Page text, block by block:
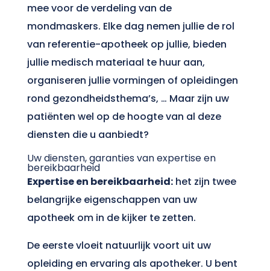
mee voor de verdeling van de
mondmaskers. Elke dag nemen jullie de rol
van referentie-apotheek op jullie, bieden
jullie medisch materiaal te huur aan,
organiseren jullie vormingen of opleidingen
rond gezondheidsthema’s, … Maar zijn uw
patiënten wel op de hoogte van al deze
diensten die u aanbiedt?
Uw diensten, garanties van expertise en
bereikbaarheid
Expertise en bereikbaarheid:het zijn twee
belangrijke eigenschappen van uw
apotheek om in de kijker te zetten.
De eerste vloeit natuurlijk voort uit uw
opleiding en ervaring als apotheker. U bent